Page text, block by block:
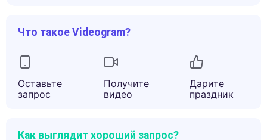
Что такое Videogram?
Оставьте
запрос
Получите
видео
Дарите
праздник
Как выглядит хороший запрос?